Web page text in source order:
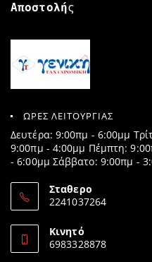
Αποστολής
ΩΡΕΣ ΛΕΙΤΟΥΡΓΙΑΣ
Δευτέρα: 9:00πμ - 6:00μμ
9:00πμ - 4:00μμ Πέμπτη:
- 6:00μμ Σάββατο: 9:00πμ -
Σταθερο
2241037264
in
your
Κινητό
6983328878